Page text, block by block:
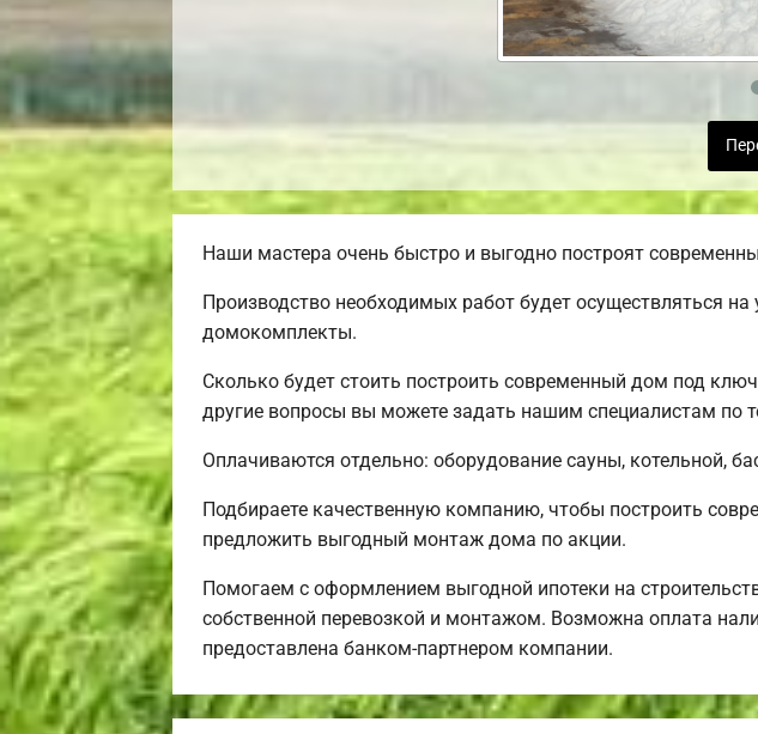
Наши мастера очень быстро и выгодно построят
Производство необходимых работ будет осуществляться
домокомплекты.
Сколько будет стоить построить современный дом под
другие вопросы вы можете задать нашим специалистам по
Оплачиваются отдельно: оборудование сауны, котельной,
Подбираете качественную компанию, чтобы построить
предложить выгодный монтаж дома по акции.
Помогаем с оформлением выгодной ипотеки на
собственной перевозкой и монтажом. Возможна оплата
предоставлена банком-партнером компании.